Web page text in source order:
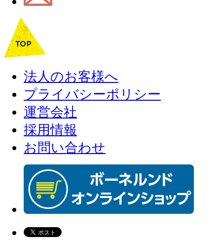
法人のお客様へ
プライバシーポリシー
運営会社
採用情報
お問い合わせ